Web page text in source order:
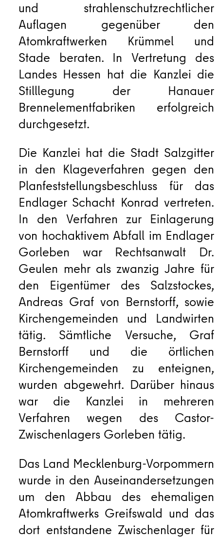
und strahlenschutzrechtlicher
Auflagen gegenüber den
Atomkraftwerken Krümmel und
Stade beraten. In Vertretung des
Landes Hessen hat die Kanzlei die
Stilllegung der Hanauer
Brennelementfabriken erfolgreich
durchgesetzt.
Die Kanzlei hat die Stadt Salzgitter
in den Klageverfahren gegen den
Planfeststellungsbeschluss für das
Endlager Schacht Konrad vertreten.
In den Verfahren zur Einlagerung
von hochaktivem Abfall im Endlager
Gorleben war Rechtsanwalt Dr.
Geulen mehr als zwanzig Jahre für
den Eigentümer des Salzstockes,
Andreas Graf von Bernstorff, sowie
Kirchengemeinden und Landwirten
tätig. Sämtliche Versuche, Graf
Bernstorff und die örtlichen
Kirchengemeinden zu enteignen,
wurden abgewehrt. Darüber hinaus
war die Kanzlei in mehreren
Verfahren wegen des Castor-
Zwischenlagers Gorleben tätig.
Das Land Mecklenburg-Vorpommern
wurde in den Auseinandersetzungen
um den Abbau des ehemaligen
Atomkraftwerks Greifswald und das
dort entstandene Zwischenlager für